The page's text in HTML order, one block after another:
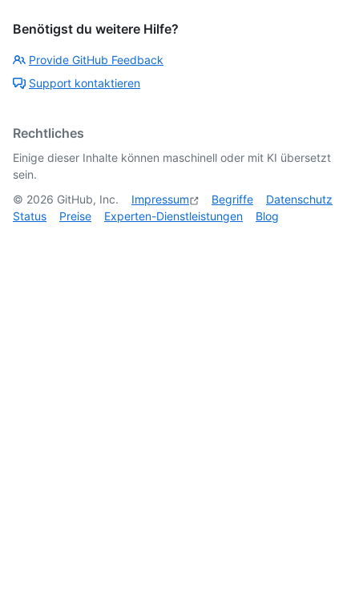
Benötigst du weitere Hilfe?
Provide GitHub Feedback
Support kontaktieren
Rechtliches
Einige dieser Inhalte können maschinell oder mit KI übersetzt
sein.
© 2026 GitHub, Inc. Impressum Begriffe
Datenschutz
Status
Preise Experten-Dienstleistungen Blog